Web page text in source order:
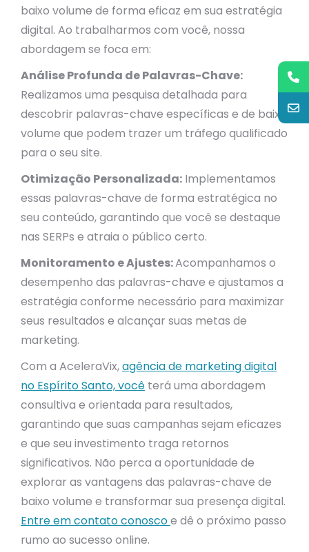
baixo volume de forma eficaz em sua estratégia
digital. Ao trabalharmos com você, nossa
abordagem se foca em:
Análise Profunda de Palavras-Chave:
Realizamos uma pesquisa detalhada para
descobrir palavras-chave específicas e de baixo
volume que podem trazer um tráfego qualificado
para o seu site.
Otimização Personalizada: Implementamos
essas palavras-chave de forma estratégica no
seu conteúdo, garantindo que você se destaque
nas SERPs e atraia o público certo.
Monitoramento e Ajustes:Acompanhamos o
desempenho das palavras-chave e ajustamos a
estratégia conforme necessário para maximizar
seus resultados e alcançar suas metas de
marketing.
Com a AceleraVix,agência de marketing digital
no Espírito Santo, você terá uma abordagem
consultiva e orientada para resultados,
garantindo que suas campanhas sejam eficazes
e que seu investimento traga retornos
significativos. Não perca a oportunidade de
explorar as vantagens das palavras-chave de
baixo volume e transformar sua presença digital.
Entre em contato conoscoe dê o próximo passo
rumo ao sucesso online.